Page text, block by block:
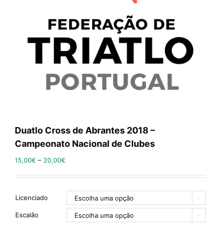
Duatlo Cross de Abrantes 2018 –
Campeonato Nacional de Clubes
15,00€ – 20,00€
Licenciado 
Escalão 